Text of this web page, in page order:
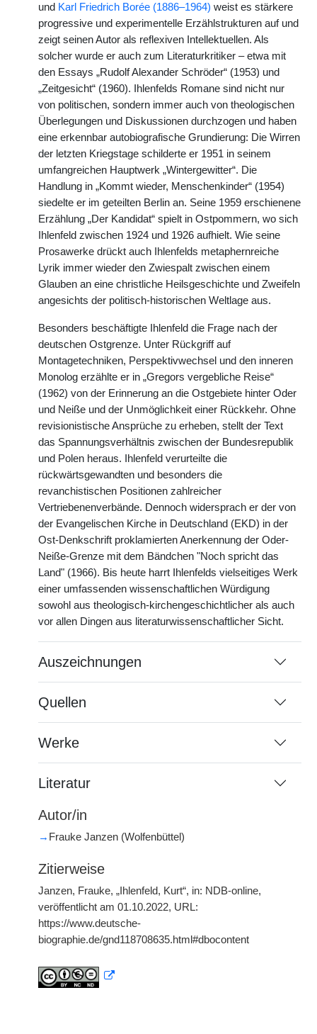
und Karl Friedrich Borée (1886–1964) weist es stärkere
progressive und experimentelle Erzählstrukturen auf und
zeigt seinen Autor als reflexiven Intellektuellen. Als
solcher wurde er auch zum Literaturkritiker – etwa mit
den Essays „Rudolf Alexander Schröder“ (1953) und
„Zeitgesicht“ (1960). Ihlenfelds Romane sind nicht nur
von politischen, sondern immer auch von theologischen
Überlegungen und Diskussionen durchzogen und haben
eine erkennbar autobiografische Grundierung: Die Wirren
der letzten Kriegstage schilderte er 1951 in seinem
umfangreichen Hauptwerk „Wintergewitter“. Die
Handlung in „Kommt wieder, Menschenkinder“ (1954)
siedelte er im geteilten Berlin an. Seine 1959 erschienene
Erzählung „Der Kandidat“ spielt in Ostpommern, wo sich
Ihlenfeld zwischen 1924 und 1926 aufhielt. Wie seine
Prosawerke drückt auch Ihlenfelds metaphernreiche
Lyrik immer wieder den Zwiespalt zwischen einem
Glauben an eine christliche Heilsgeschichte und Zweifeln
angesichts der politisch-historischen Weltlage aus.
Besonders beschäftigte Ihlenfeld die Frage nach der
deutschen Ostgrenze. Unter Rückgriff auf
Montagetechniken, Perspektivwechsel und den inneren
Monolog erzählte er in „Gregors vergebliche Reise“
(1962) von der Erinnerung an die Ostgebiete hinter Oder
und Neiße und der Unmöglichkeit einer Rückkehr. Ohne
revisionistische Ansprüche zu erheben, stellt der Text
das Spannungsverhältnis zwischen der Bundesrepublik
und Polen heraus. Ihlenfeld verurteilte die
rückwärtsgewandten und besonders die
revanchistischen Positionen zahlreicher
Vertriebenenverbände. Dennoch widersprach er der von
der Evangelischen Kirche in Deutschland (EKD) in der
Ost-Denkschrift proklamierten Anerkennung der Oder-
Neiße-Grenze mit dem Bändchen "Noch spricht das
Land" (1966). Bis heute harrt Ihlenfelds vielseitiges Werk
einer umfassenden wissenschaftlichen Würdigung
sowohl aus theologisch-kirchengeschichtlicher als auch
vor allen Dingen aus literaturwissenschaftlicher Sicht.
Auszeichnungen
Quellen
Werke
Literatur
Autor/in
→ Frauke Janzen (Wolfenbüttel)
Zitierweise
Janzen, Frauke, „Ihlenfeld, Kurt“, in: NDB-online,
veröffentlicht am 01.10.2022, URL:
https://www.deutsche-
biographie.de/gnd118708635.html#dbocontent